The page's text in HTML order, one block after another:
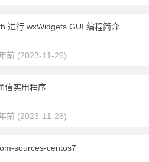
进行 wxWidgets GUI 编程简介
前 (2023-11-26)
信实用程序
前 (2023-11-26)
sources-centos7